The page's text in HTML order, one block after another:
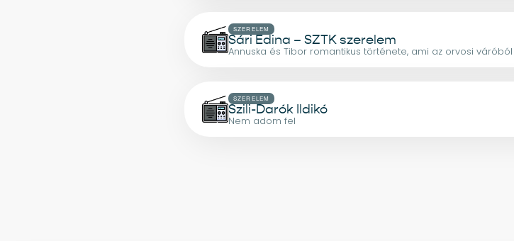
SZERELEM
Sári Edina – SZTK szerelem
Annuska és Tibor romantikus története, ami az orvosi
SZERELEM
Szili-Darók Ildikó
Nem adom fel